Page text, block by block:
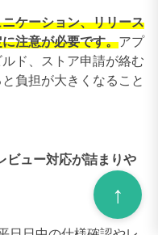
ケーション、リリース
注意が必要です。アプ
ド、ストア申請が絡む
負担が大きくなること
ビュー対応が詰まりや